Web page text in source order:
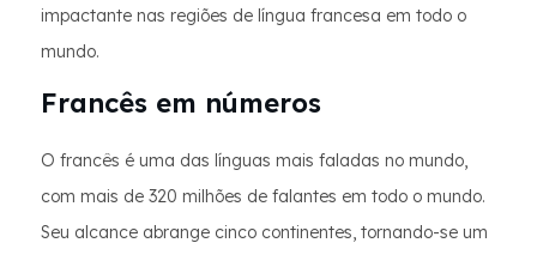
impactante nas regiões de língua francesa em todo o
mundo.
Francês em números
O francês é uma das línguas mais faladas no mundo,
com mais de 320 milhões de falantes em todo o mundo.
Seu alcance abrange cinco continentes, tornando-se um